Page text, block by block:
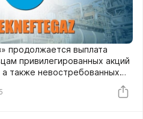
продолжается выплата
привилегированных акций
а также невостребованных